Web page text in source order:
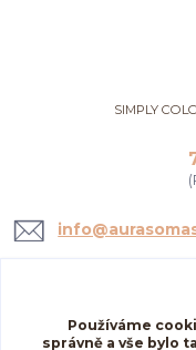
SIMPLY
Používáme
správně a vše bylo